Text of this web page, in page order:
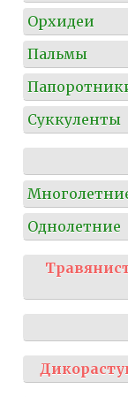
Орхидеи
Пальмы
Суккуленты
Однолетние